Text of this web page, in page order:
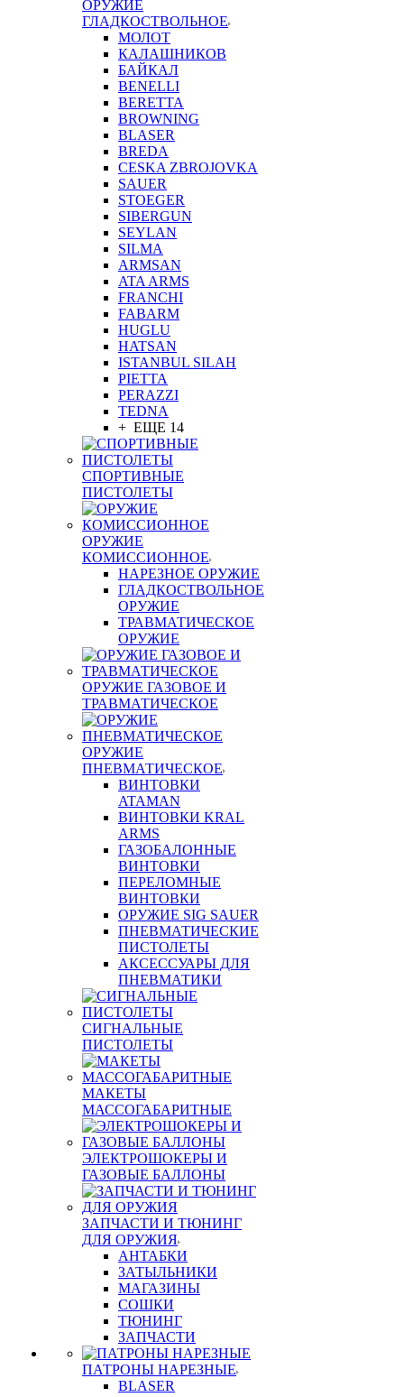
ОРУЖИЕ
ГЛАДКОСТВОЛЬНОЕ
МОЛОТ
КАЛАШНИКОВ
БАЙКАЛ
BENELLI
BERETTA
BROWNING
BLASER
BREDA
CESKA ZBROJOVKA
SAUER
STOEGER
SIBERGUN
SEYLAN
SILMA
ARMSAN
ATA ARMS
FRANCHI
FABARM
HUGLU
HATSAN
ISTANBUL SILAH
PIETTA
PERAZZI
TEDNA
+ ЕЩЕ 14
СПОРТИВНЫЕ
ПИСТОЛЕТЫ
ОРУЖИЕ
КОМИССИОННОЕ
НАРЕЗНОЕ ОРУЖИЕ
ГЛАДКОСТВОЛЬНОЕ
ОРУЖИЕ
ТРАВМАТИЧЕСКОЕ
ОРУЖИЕ
ОРУЖИЕ ГАЗОВОЕ И
ТРАВМАТИЧЕСКОЕ
ОРУЖИЕ
ПНЕВМАТИЧЕСКОЕ
ВИНТОВКИ
ATAMAN
ВИНТОВКИ KRAL
ARMS
ГАЗОБАЛОННЫЕ
ВИНТОВКИ
ПЕРЕЛОМНЫЕ
ВИНТОВКИ
ОРУЖИЕ SIG SAUER
ПНЕВМАТИЧЕСКИЕ
ПИСТОЛЕТЫ
АКСЕССУАРЫ ДЛЯ
ПНЕВМАТИКИ
СИГНАЛЬНЫЕ
ПИСТОЛЕТЫ
МАКЕТЫ
МАССОГАБАРИТНЫЕ
ЭЛЕКТРОШОКЕРЫ И
ГАЗОВЫЕ БАЛЛОНЫ
ЗАПЧАСТИ И ТЮНИНГ
ДЛЯ ОРУЖИЯ
АНТАБКИ
ЗАТЫЛЬНИКИ
МАГАЗИНЫ
СОШКИ
ТЮНИНГ
ЗАПЧАСТИ
ПАТРОНЫ НАРЕЗНЫЕ
BLASER